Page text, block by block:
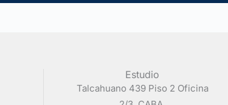
Estudio
Talcahuano 439 Piso 2 Oficina